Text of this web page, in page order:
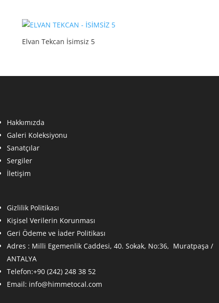
Elvan Tekcan İsimsiz 5
Hakkımızda
Galeri Koleksiyonu
Sanatçılar
Sergiler
İletişim
Gizlilik Politikası
Kişisel Verilerin Korunması
Geri Ödeme ve İader Politikası
Adres : Milli Egemenlik Caddesi, 40. Sokak, No:36, Muratpaşa /
ANTALYA
Telefon:+90 (242) 248 38 52
Email: info@himmetocal.com